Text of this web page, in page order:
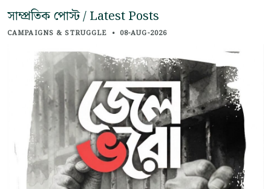
সাম্প্রতিক পোস্ট / Latest Posts
CAMPAIGNS & STRUGGLE • 08-AUG-2026